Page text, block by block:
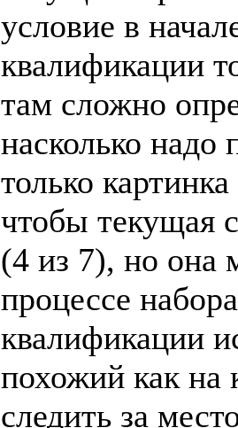
условие в
квалификации
там сложно
насколько надо
только
чтобы текущая
(4 из 7), но она
процессе
квалификации
похожий как на
следить за